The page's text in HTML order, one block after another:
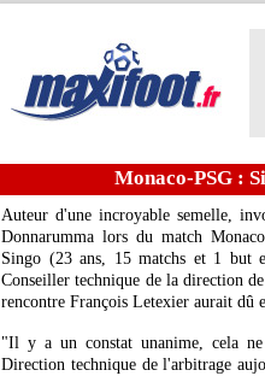
Monaco-PSG :
Auteur d'une incroyable semelle,
Donnarumma lors du match
Singo (23 ans, 15 matchs et 1 but
Conseiller technique de la direction
rencontre François Letexier aurait dû
"Il y a un constat unanime, cela
Direction technique de l'arbitrage